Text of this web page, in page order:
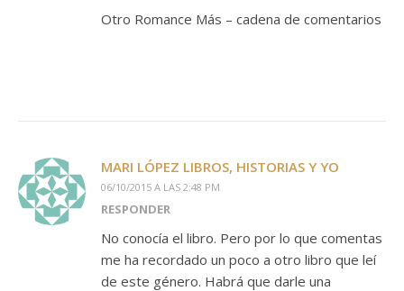
Otro Romance Más – cadena de comentarios
MARI LÓPEZ LIBROS, HISTORIAS Y YO
06/10/2015 A LAS 2:48 PM
RESPONDER
No conocía el libro. Pero por lo que comentas
me ha recordado un poco a otro libro que leí
de este género. Habrá que darle una